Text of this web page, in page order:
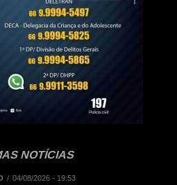
NOTÍCIAS
04/08/2026 - 19:53